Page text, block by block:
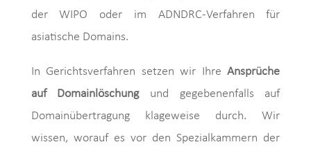
der WIPO oder im ADNDRC-Verfahren für
asiatische Domains.
In Gerichtsverfahren setzen wir IhreAnsprüche
auf Domainlöschungund gegebenenfalls auf
Domainübertragung klageweise durch. Wir
wissen, worauf es vor den Spezialkammern der